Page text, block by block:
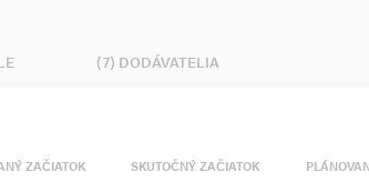
(7) DODÁVATELIA
ZAČIATOK SKUTOČNÝ ZAČIATOK